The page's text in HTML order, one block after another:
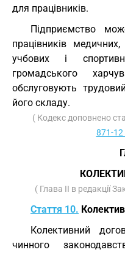
для працівників.
Підприємство
працівників медичних,
учбових і
громадського
обслуговують
його складу.
( Кодекс доповнено
871-12
( Глава II в редакції
Стаття 10.
Колективний
чинного